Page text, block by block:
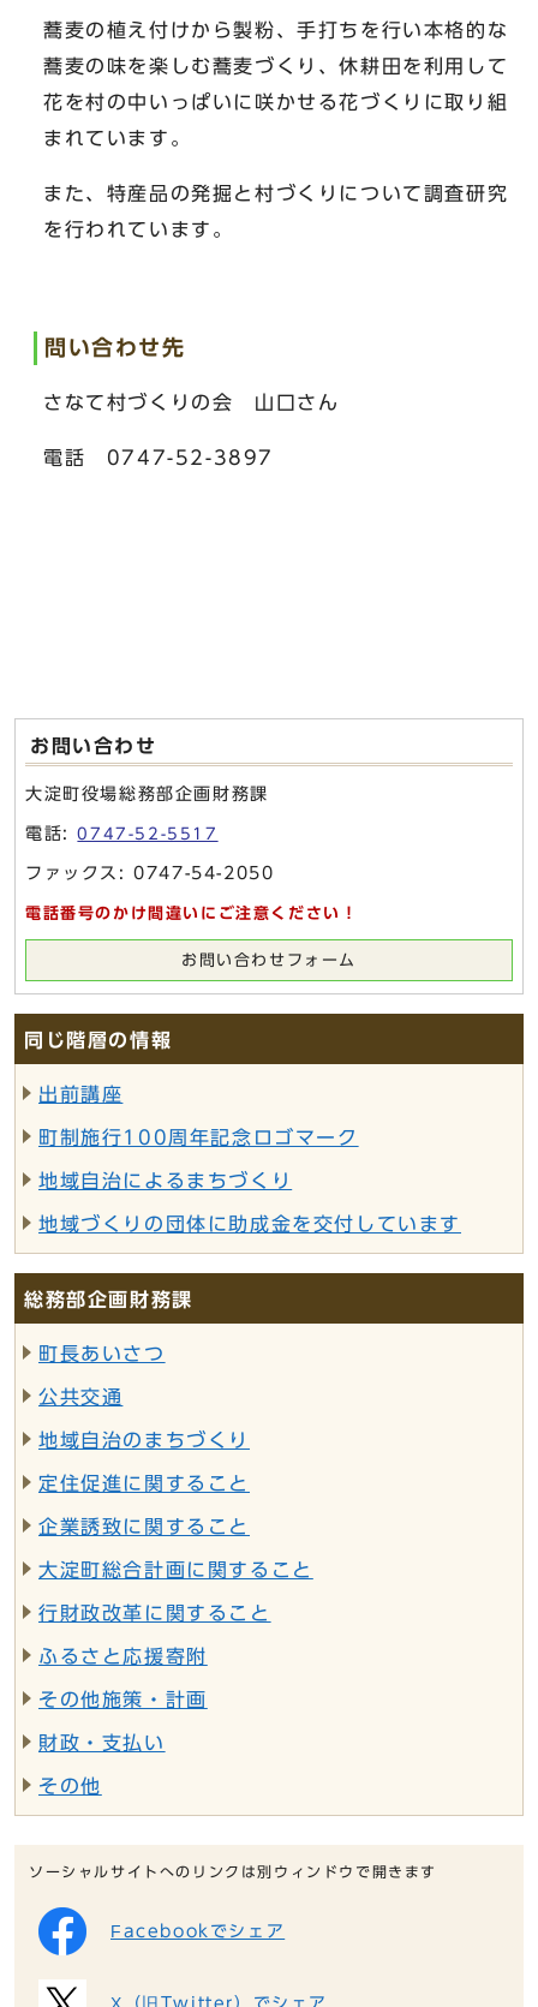
蕎麦の植え付けから製粉、手打ちを行い本格的な
蕎麦の味を楽しむ蕎麦づくり、休耕田を利用して
花を村の中いっぱいに咲かせる花づくりに取り組
まれています。
また、特産品の発掘と村づくりについて調査研究
を行われています。
問い合わせ先
さなて村づくりの会 山口さん
電話 0747-52-3897
お問い合わせ
大淀町役場総務部企画財務課
電話:0747-52-5517
ファックス: 0747-54-2050
電話番号のかけ間違いにご注意ください！
お問い合わせフォーム
同じ階層の情報
出前講座
町制施行100周年記念ロゴマーク
地域自治によるまちづくり
地域づくりの団体に助成金を交付しています
総務部企画財務課
町長あいさつ
公共交通
地域自治のまちづくり
定住促進に関すること
企業誘致に関すること
大淀町総合計画に関すること
行財政改革に関すること
ふるさと応援寄附
その他施策・計画
財政・支払い
その他
ソーシャルサイトへのリンクは別ウィンドウで開きます
Facebookでシェア
X（旧Twitter）でシェア